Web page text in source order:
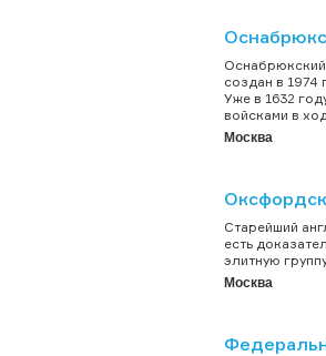
Оснабрюкский
создан в 1974
Уже в 1632
войсками в
Москва
Старейший
есть
элитную
Москва